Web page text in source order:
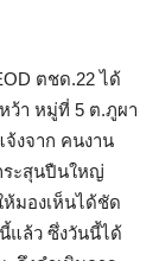
ตชด.22 ได้
ว้า หมู่ที่ 5 ต.ภูผา
จ้งจาก คนงาน
ระสุนปืนใหญ่
ห้มองเห็นได้ชัด
แล้ว ซึ่งวันนี้ได้